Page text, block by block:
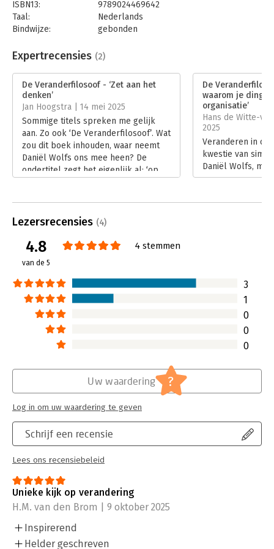
ISBN13:
9789024469642
Taal:
Nederlands
Bindwijze:
gebonden
Uitgever:
Boom
Verschijningsdatum:
Hoofdrubriek: Verandermanagement
Expertrecensies (2)
De Veranderfilosoof - ‘Zet aan het
denken’
Jan Hoogstra | 14 mei 2025
Sommige titels spreken me gelijk
aan. Zo ook ‘De Veranderfilosoof’. Wat
zou dit boek inhouden, waar neemt
Daniël Wolfs ons mee heen? De
ondertitel zegt het eigenlijk al: ‘op
beschrijving van de zoektocht van de
vragen.
De
waarom je
organisatie’
Hans de Witte-
2025
Veranderen in
kwestie van
Daniël Wolfs,
In ‘De
filosofische
Lezersrecensies (4)
4.8
van de 5
4 stemmen
3
1
0
0
0
Schrijf een recensie
Lees ons recensiebeleid
Uw waardering ?
Log in om uw waardering te geven
Unieke kijk op verandering
H.M. van den Brom | 9 oktober 2025
Inspirerend
Helder geschreven